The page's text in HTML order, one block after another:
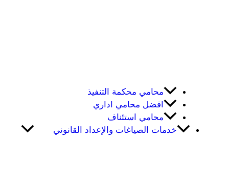
محامي محكمة التنفيذ
افضل محامي اداري
محامي استئناف
خدمات الصياغات والإعداد القانوني